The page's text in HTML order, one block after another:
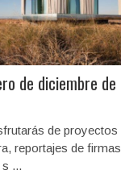
de diciembre de
de proyectos
reportajes de firmas
...